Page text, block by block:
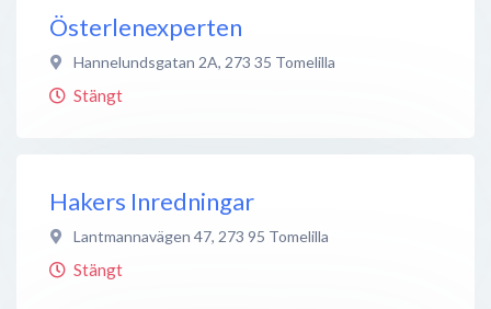
Österlenexperten
Hannelundsgatan 2A, 273 35 Tomelilla
Stängt
Hakers Inredningar
Lantmannavägen 47, 273 95 Tomelilla
Stängt